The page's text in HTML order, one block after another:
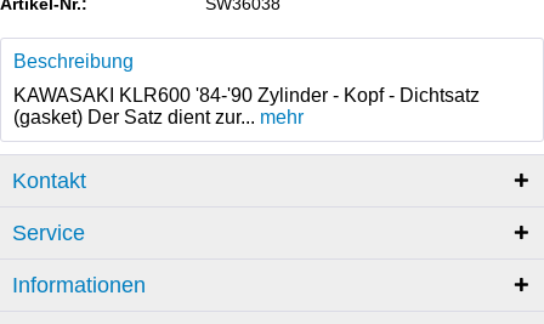
Beschreibung
KAWASAKI KLR600 '84-'90 Zylinder - Kopf - Dichtsatz
(gasket) Der Satz dient zur... mehr
Kontakt
Service
Informationen